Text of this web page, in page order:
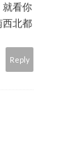
就看你
西北都
Reply